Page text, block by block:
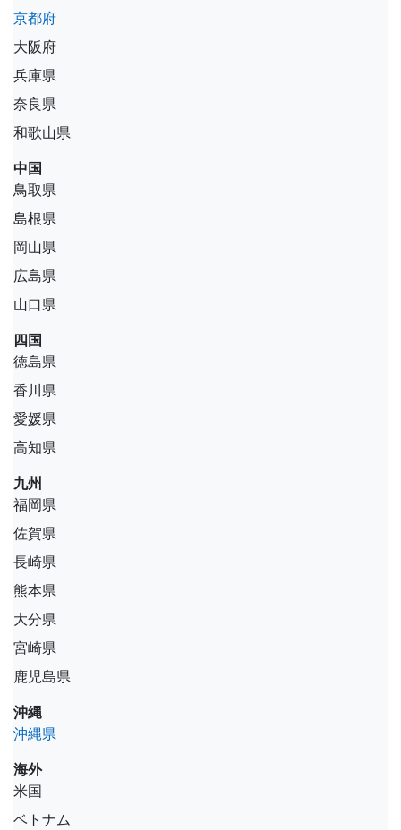
京都府
大阪府
兵庫県
奈良県
和歌山県
中国
鳥取県
島根県
岡山県
広島県
山口県
四国
徳島県
香川県
愛媛県
高知県
九州
福岡県
佐賀県
長崎県
熊本県
大分県
宮崎県
鹿児島県
沖縄
沖縄県
海外
米国
ベトナム